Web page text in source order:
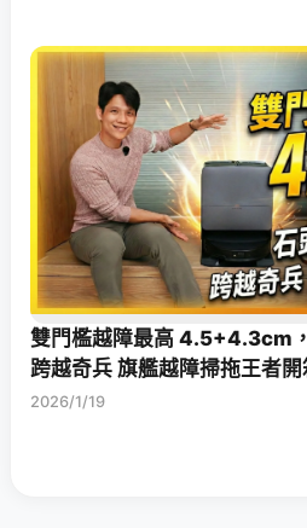
雙門檻越障最高 4.5+4.3cm
跨越奇兵 旗艦越障掃拖王者開
2026/1/19